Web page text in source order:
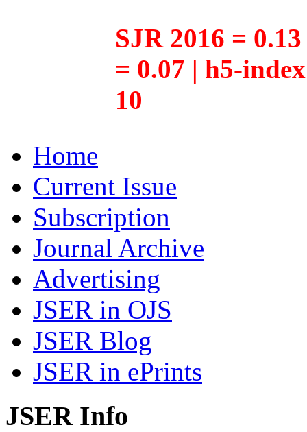
SJR 2016 =
= 0.07 | h5-
10
Home
Current Issue
Subscription
Journal Archive
Advertising
JSER in OJS
JSER Blog
JSER in ePrints
JSER Info